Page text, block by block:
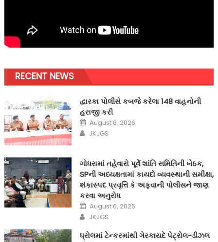
RECENT NEWS
દ્વારકા પોલીસે કબજે કરેલા 148 વાહનોની
હરાજી કરી
Posted
on
August 6, 2026
Author
JKJGS
ગોધરામાં તહેવારો પૂર્વે શાંતિ સમિતિની બેઠક,
SPની અધ્યક્ષતામાં કાયદો વ્યવસ્થાની સમીક્ષા,
શંકાસ્પદ પ્રવૃત્તિ કે અફવાની પોલીસને જાણ
કરવા અનુરોધ
Posted
on
August 6, 2026
Author
JKJGS
ધ્રોલમાં ટેન્કરમાંથી ગેરકાયદે પેટ્રોલ-ડીઝલ